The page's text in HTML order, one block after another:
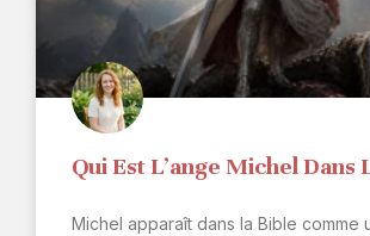
Qui Est L’ange Michel Dans
Michel apparaît dans la Bible comme